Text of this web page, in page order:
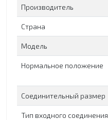
Производитель
Страна
Модель
Нормальное положение
Соединительный размер
Тип входного соединения